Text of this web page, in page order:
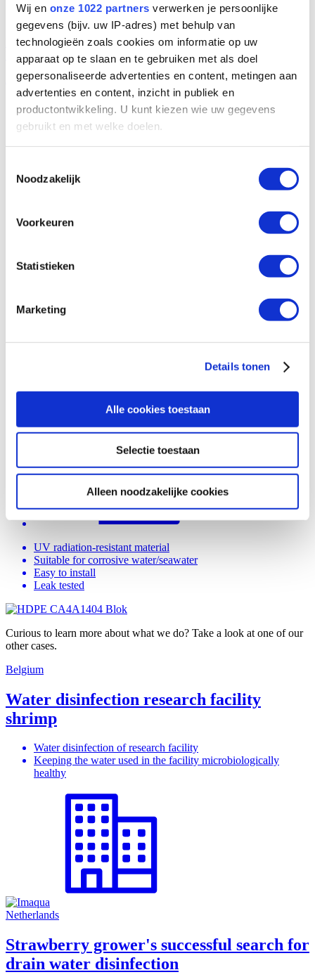
Wij en onze 1022 partners verwerken je persoonlijke
gegevens (bijv. uw IP-adres) met behulp van
technologieën zoals cookies om informatie op uw
apparaat op te slaan en te gebruiken met als doel
gepersonaliseerde advertenties en content, metingen aan
advertenties en content, inzicht in publiek en
productontwikkeling. U kunt kiezen wie uw gegevens
gebruikt en met welke doelen.
Informatie verzamelen over uw geografische
Uw apparaat identificeren door het actief te
scannen op specifieke eigenschappen (fingerprinting)
verwerkt en stel uw voorkeuren in het
detailgedeelte
in.
en om ons websiteverkeer te analyseren. Ook delen we
informatie die u aan ze heeft verstrekt of die ze hebben
verzameld op basis van uw gebruik van hun services.
Noodzakelijk
Voorkeuren
Statistieken
Marketing
Details tonen
Alle cookies toestaan
Selectie toestaan
Alleen noodzakelijke cookies
Systems used in this case
HDPE Low Pressure
UV lamp systems
Applications
UV radiation-resistant material
Suitable for corrosive water/seawater
Easy to install
Leak tested
Curious to learn more about what we do? Take a look at one of our
other cases.
Belgium
Water disinfection research facility
shrimp
Water disinfection of research facility
Keeping the water used in the facility microbiologically
healthy
Netherlands
Strawberry grower's successful search for
drain water disinfection